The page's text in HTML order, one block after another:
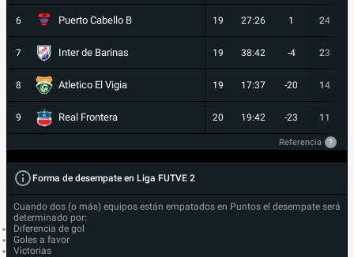
6 Puerto Cabello B 19 27:26 1 24
7 Inter de Barinas 19 38:42 -4 23
8 Atletico El Vigia 19 17:37 -20 14
9 Real Frontera 20 19:42 -23 11
Referencia ?
Forma de desempate en Liga FUTVE 2
Cuando dos (o más) equipos están empatados en Puntos el desempate será
determinado por:
Diferencia de gol
Goles a favor
Victorias